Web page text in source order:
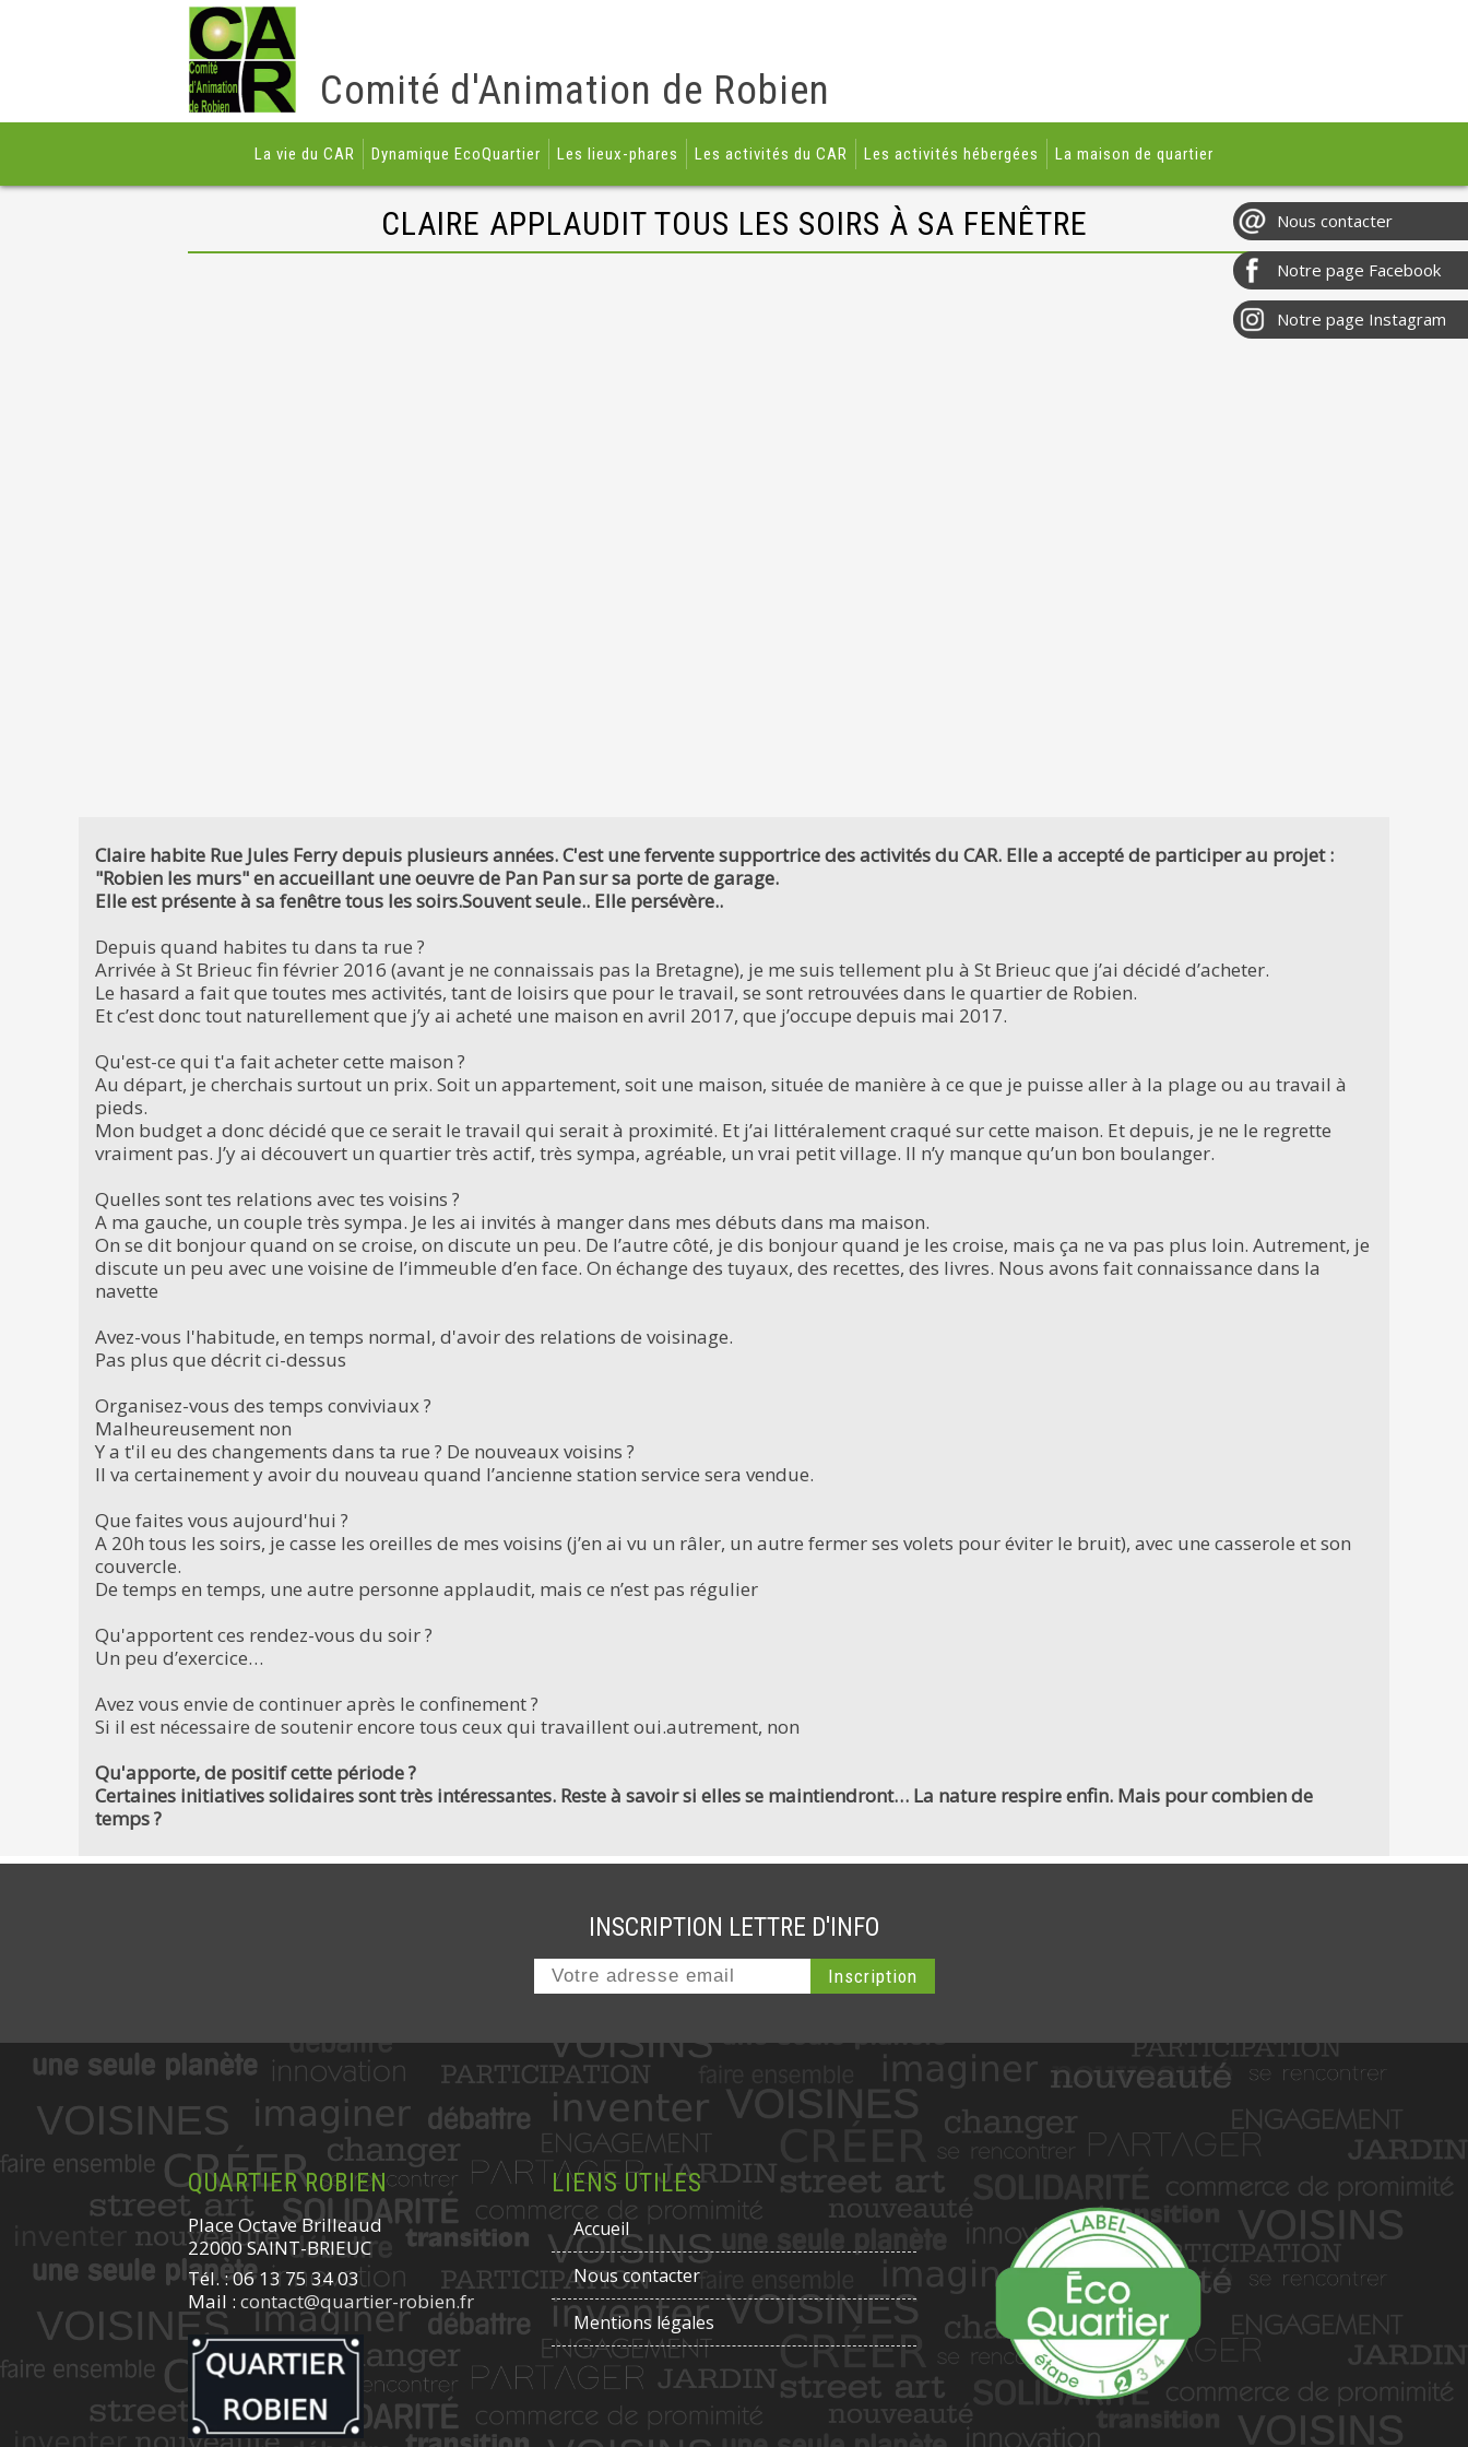
Comité d'Animation de Robien
La vie du CAR Dynamique EcoQuartier Les lieux-phares Les activités du CAR Les activités hébergées La maison de quartier
CLAIRE APPLAUDIT TOUS LES SOIRS À SA FENÊTRE
Claire habite Rue Jules Ferry depuis plusieurs années. C'est une fervente supportrice des activités du CAR. Elle a accepté de participer au projet :
"Robien les murs" en accueillant une oeuvre de Pan Pan sur sa porte de garage.
Elle est présente à sa fenêtre tous les soirs.Souvent seule.. Elle persévère..
Depuis quand habites tu dans ta rue ?
Arrivée à St Brieuc fin février 2016 (avant je ne connaissais pas la Bretagne), je me suis tellement plu à St Brieuc que j’ai décidé d’acheter.
Le hasard a fait que toutes mes activités, tant de loisirs que pour le travail, se sont retrouvées dans le quartier de Robien.
Et c’est donc tout naturellement que j’y ai acheté une maison en avril 2017, que j’occupe depuis mai 2017.
Qu'est-ce qui t'a fait acheter cette maison ?
Au départ, je cherchais surtout un prix. Soit un appartement, soit une maison, située de manière à ce que je puisse aller à la plage ou au travail à
pieds.
Mon budget a donc décidé que ce serait le travail qui serait à proximité. Et j’ai littéralement craqué sur cette maison. Et depuis, je ne le regrette
vraiment pas. J’y ai découvert un quartier très actif, très sympa, agréable, un vrai petit village. Il n’y manque qu’un bon boulanger.
Quelles sont tes relations avec tes voisins ?
A ma gauche, un couple très sympa. Je les ai invités à manger dans mes débuts dans ma maison.
On se dit bonjour quand on se croise, on discute un peu. De l’autre côté, je dis bonjour quand je les croise, mais ça ne va pas plus loin. Autrement, je
discute un peu avec une voisine de l’immeuble d’en face. On échange des tuyaux, des recettes, des livres. Nous avons fait connaissance dans la
navette
Avez-vous l'habitude, en temps normal, d'avoir des relations de voisinage.
Pas plus que décrit ci-dessus
Organisez-vous des temps conviviaux ?
Malheureusement non
Y a t'il eu des changements dans ta rue ? De nouveaux voisins ?
Il va certainement y avoir du nouveau quand l’ancienne station service sera vendue.
Que faites vous aujourd'hui ?
A 20h tous les soirs, je casse les oreilles de mes voisins (j’en ai vu un râler, un autre fermer ses volets pour éviter le bruit), avec une casserole et son
couvercle.
De temps en temps, une autre personne applaudit, mais ce n’est pas régulier
Qu'apportent ces rendez-vous du soir ?
Un peu d’exercice…
Avez vous envie de continuer après le confinement ?
Si il est nécessaire de soutenir encore tous ceux qui travaillent oui.autrement, non
Qu'apporte, de positif cette période ?
Certaines initiatives solidaires sont très intéressantes. Reste à savoir si elles se maintiendront… La nature respire enfin. Mais pour combien de
temps ?
INSCRIPTION LETTRE D'INFO
QUARTIER ROBIEN
Place Octave Brilleaud
22000 SAINT-BRIEUC
Tél. : 06 13 75 34 03
Mail : contact@quartier-robien.fr
LIENS UTILES
Accueil
Nous contacter
Mentions légales